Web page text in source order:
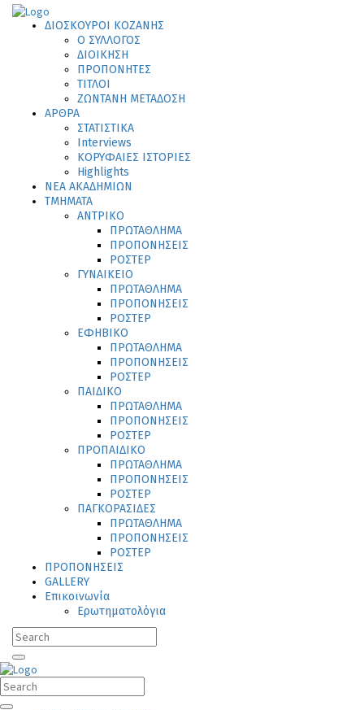
ΔΙΟΣΚΟΥΡΟΙ ΚΟΖΑΝΗΣ
Ο ΣΥΛΛΟΓΟΣ
ΔΙΟΙΚΗΣΗ
ΠΡΟΠΟΝΗΤΕΣ
ΤΙΤΛΟΙ
ΖΩΝΤΑΝΗ ΜΕΤΑΔΟΣΗ
ΑΡΘΡΑ
ΣΤΑΤΙΣΤΙΚΑ
Interviews
ΚΟΡΥΦΑΙΕΣ ΙΣΤΟΡΙΕΣ
Highlights
ΝΕΑ ΑΚΑΔΗΜΙΩΝ
ΤΜΗΜΑΤΑ
ΑΝΤΡΙΚΟ
ΠΡΩΤΑΘΛΗΜΑ
ΠΡΟΠΟΝΗΣΕΙΣ
ΡΟΣΤΕΡ
ΓΥΝΑΙΚΕΙΟ
ΠΡΩΤΑΘΛΗΜΑ
ΠΡΟΠΟΝΗΣΕΙΣ
ΡΟΣΤΕΡ
ΕΦΗΒΙΚΟ
ΠΡΩΤΑΘΛΗΜΑ
ΠΡΟΠΟΝΗΣΕΙΣ
ΡΟΣΤΕΡ
ΠΑΙΔΙΚΟ
ΠΡΩΤΑΘΛΗΜΑ
ΠΡΟΠΟΝΗΣΕΙΣ
ΡΟΣΤΕΡ
ΠΡΟΠΑΙΔΙΚΟ
ΠΡΩΤΑΘΛΗΜΑ
ΠΡΟΠΟΝΗΣΕΙΣ
ΡΟΣΤΕΡ
ΠΑΓΚΟΡΑΣΙΔΕΣ
ΠΡΩΤΑΘΛΗΜΑ
ΠΡΟΠΟΝΗΣΕΙΣ
ΡΟΣΤΕΡ
ΠΡΟΠΟΝΗΣΕΙΣ
GALLERY
Επικοινωνία
Ερωτηματολόγια